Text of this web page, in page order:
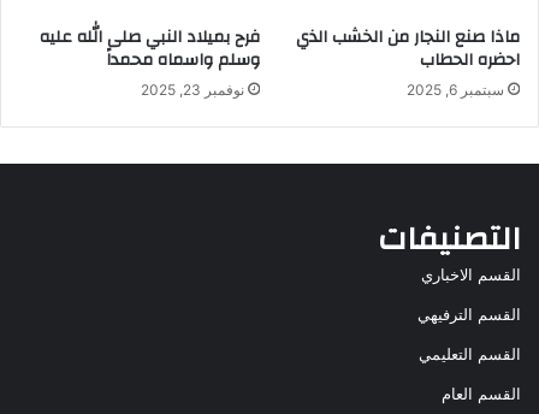
ماذا صنع النجار من الخشب الذي
احضره الحطاب
سبتمبر 6, 2025
فرح بميلاد النبي صلى الله عليه
وسلم واسماه محمداً
نوفمبر 23, 2025
التصنيفات
القسم الاخباري
القسم الترفيهي
القسم التعليمي
القسم العام